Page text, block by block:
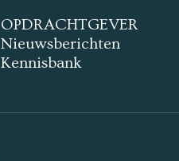
OPDRACHTGEVER
Nieuwsberichten
Kennisbank